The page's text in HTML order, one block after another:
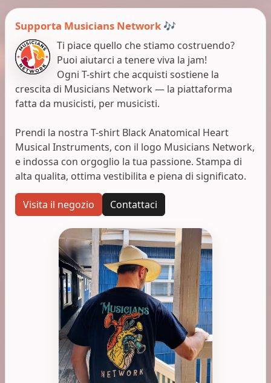
Supporta Musicians Network 🎶
Ti piace quello che stiamo costruendo?
Puoi aiutarci a tenere viva la jam!
Ogni T-shirt che acquisti sostiene la
crescita di Musicians Network — la piattaforma
fatta da musicisti, per musicisti.
Prendi la nostra T-shirt Black Anatomical Heart
Musical Instruments, con il logo Musicians Network,
e indossa con orgoglio la tua passione. Stampa di
alta qualita, ottima vestibilita e piena di significato.
Visita il negozio Contattaci